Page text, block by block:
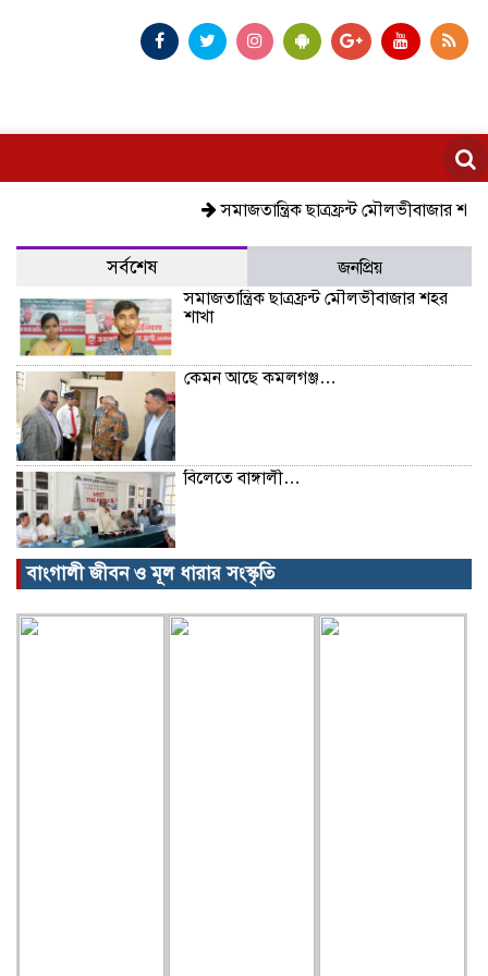
সমাজতান্ত্রিক ছাত্রফ্রন্ট মৌলভীবাজার শহর শাখা
সর্বশেষ
জনপ্রিয়
সমাজতান্ত্রিক ছাত্রফ্রন্ট মৌলভীবাজার শহর
শাখা
কেমন আছে কমলগঞ্জ…
বিলেতে বাঙ্গালী…
বিক্ষোভ, গ্রেপ্তার, অজগর, সেগুনকাঠ আর
বাংগালী জীবন ও মূল ধারার সংস্কৃতি